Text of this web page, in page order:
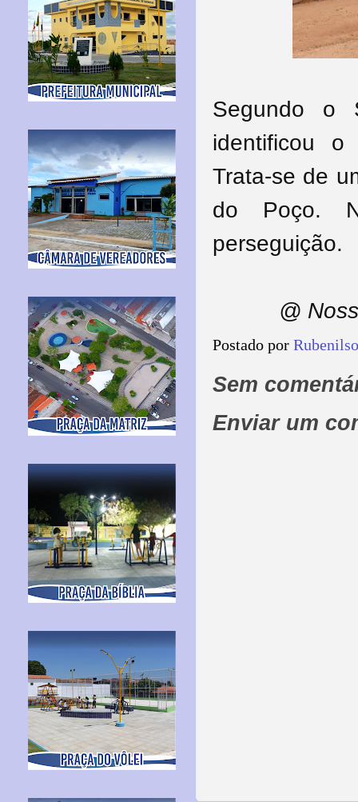
Segundo o
identificou
Trata-se de
do Poço.
perseguição.
@
Postado por
Sem
Enviar um